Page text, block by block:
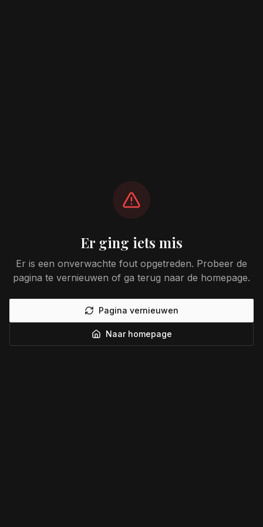
Er ging iets mis
Er is een onverwachte fout opgetreden. Probeer de
pagina te vernieuwen of ga terug naar de homepage.
Pagina vernieuwen
Naar homepage